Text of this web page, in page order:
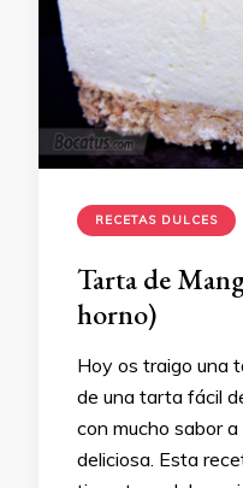
RECETAS DULCES
Tarta de
horno)
Hoy os traigo una
de una tarta fácil
con mucho sabor
deliciosa. Esta